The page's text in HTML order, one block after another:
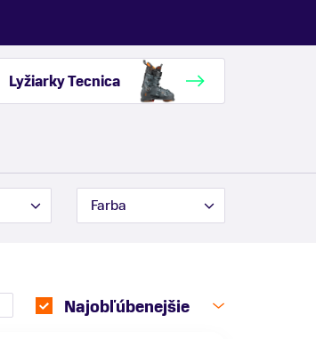
Lyžiarky Tecnica
Farba
Najobľúbenejšie